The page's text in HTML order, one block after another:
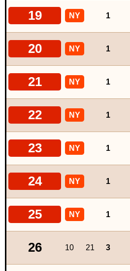
19 NY 1
20 NY 1
21 NY 1
22 NY 1
23 NY 1
24 NY 1
25 NY 1
26 10 21 3